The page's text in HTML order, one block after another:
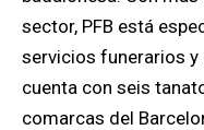
sector, PFB está
servicios funerarios
cuenta con seis
comarcas del